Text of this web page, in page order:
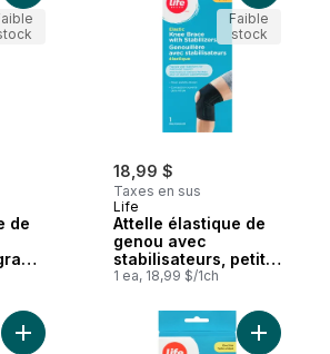
de
18,99 $
Taxes en sus
Life
Attelle élastique de
genou avec
stabilisateurs, petit à
moyen, 1 par paquet
1 ea, 18,99 $/1ch
Faible
stock
Ajouter Lotion pour la tension musculaire
Ajouter